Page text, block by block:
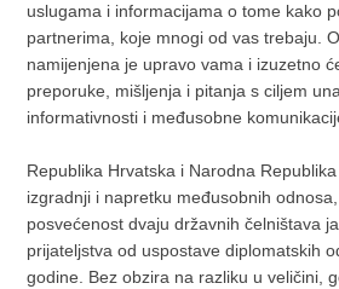
uslugama i informacijama o tome kako
partnerima, koje mnogi od vas trebaju.
namijenjena je upravo vama i izuzetno
preporuke, mišljenja i pitanja s ciljem
informativnosti i međusobne
Republika Hrvatska i Narodna
izgradnji i napretku međusobnih
posvećenost dvaju državnih čelništava
prijateljstva od uspostave diplomatskih
godine. Bez obzira na razliku u veličini,